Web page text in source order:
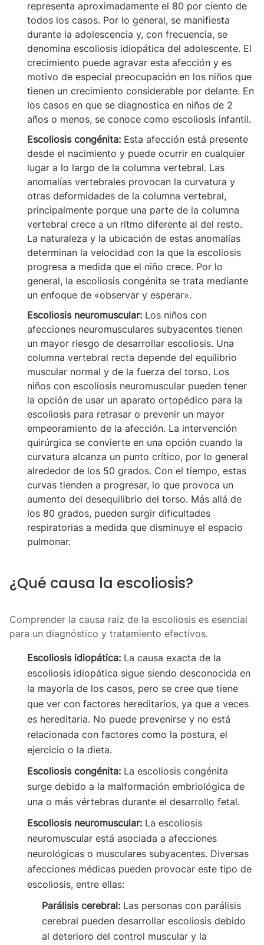
representa aproximadamente el 80 por ciento de
todos los casos. Por lo general, se manifiesta
durante la adolescencia y, con frecuencia, se
denomina escoliosis idiopática del adolescente. El
crecimiento puede agravar esta afección y es
motivo de especial preocupación en los niños que
tienen un crecimiento considerable por delante. En
los casos en que se diagnostica en niños de 2
años o menos, se conoce como escoliosis infantil.
Escoliosis congénita: Esta afección está presente
desde el nacimiento y puede ocurrir en cualquier
lugar a lo largo de la columna vertebral. Las
anomalías vertebrales provocan la curvatura y
otras deformidades de la columna vertebral,
principalmente porque una parte de la columna
vertebral crece a un ritmo diferente al del resto.
La naturaleza y la ubicación de estas anomalías
determinan la velocidad con la que la escoliosis
progresa a medida que el niño crece. Por lo
general, la escoliosis congénita se trata mediante
un enfoque de «observar y esperar».
Escoliosis neuromuscular: Los niños con
afecciones neuromusculares subyacentes tienen
un mayor riesgo de desarrollar escoliosis. Una
columna vertebral recta depende del equilibrio
muscular normal y de la fuerza del torso. Los
niños con escoliosis neuromuscular pueden tener
la opción de usar un aparato ortopédico para la
escoliosis para retrasar o prevenir un mayor
empeoramiento de la afección. La intervención
quirúrgica se convierte en una opción cuando la
curvatura alcanza un punto crítico, por lo general
alrededor de los 50 grados. Con el tiempo, estas
curvas tienden a progresar, lo que provoca un
aumento del desequilibrio del torso. Más allá de
los 80 grados, pueden surgir dificultades
respiratorias a medida que disminuye el espacio
pulmonar.
¿Qué causa la escoliosis?
Comprender la causa raíz de la escoliosis es esencial
para un diagnóstico y tratamiento efectivos.
Escoliosis idiopática: La causa exacta de la
escoliosis idiopática sigue siendo desconocida en
la mayoría de los casos, pero se cree que tiene
que ver con factores hereditarios, ya que a veces
es hereditaria. No puede prevenirse y no está
relacionada con factores como la postura, el
ejercicio o la dieta.
Escoliosis congénita: La escoliosis congénita
surge debido a la malformación embriológica de
una o más vértebras durante el desarrollo fetal.
Escoliosis neuromuscular: La escoliosis
neuromuscular está asociada a afecciones
neurológicas o musculares subyacentes. Diversas
afecciones médicas pueden provocar este tipo de
escoliosis, entre ellas:
Parálisis cerebral: Las personas con parálisis
cerebral pueden desarrollar escoliosis debido
al deterioro del control muscular y la